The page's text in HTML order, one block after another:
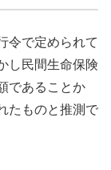
令で定められて
し民間生命保険
であることか
たものと推測で